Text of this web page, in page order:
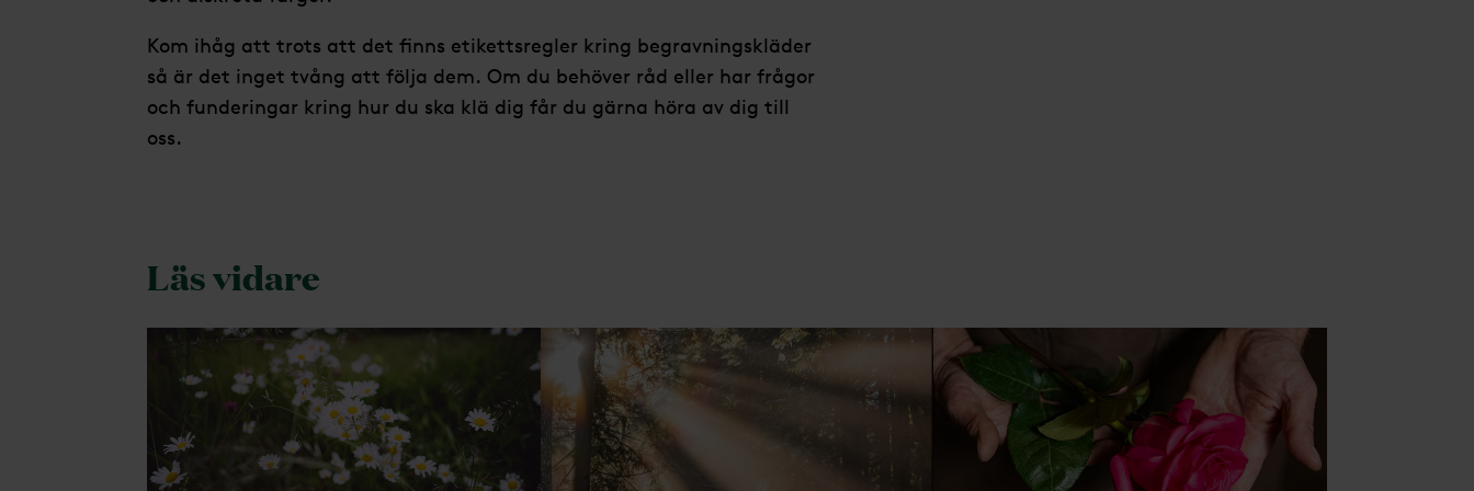
Kom ihåg att trots att det finns etikettsregler kring begravningskläder
så är det inget tvång att följa dem. Om du behöver råd eller har frågor
och funderingar kring hur du ska klä dig får du gärna höra av dig till
oss.
Läs vidare